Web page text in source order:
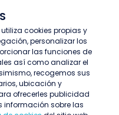
utiliza cookies propias y
personalizar los
las funciones de
así como analizar el
recogemos sus
ubicación y
ofrecerles publicidad
información sobre las